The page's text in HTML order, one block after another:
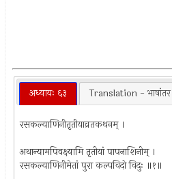
अध्यायः ६३ Translation - भाषांतर
रसकल्याणिनीतृतीयाव्रतकथनम् ।
अथान्यामपिवक्ष्यामि तृतीयां पापनाशिनीम् ।
रसकल्याणिनीमेतां पुरा कल्पविदो विदुः ॥१॥